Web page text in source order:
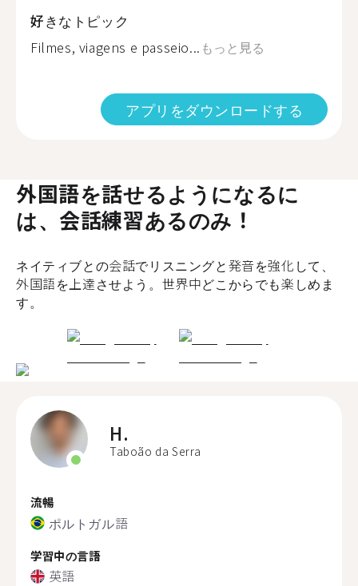
好きなトピック
Filmes, viagens e passeio... もっと見る
アプリをダウンロードする
外国語を話せるようになるに
は、会話練習あるのみ！
ネイティブとの会話でリスニングと発音を強化して、
外国語を上達させよう。世界中どこからでも楽しめま
す。
H.
Taboão da Serra
流暢
ポルトガル語
学習中の言語
英語